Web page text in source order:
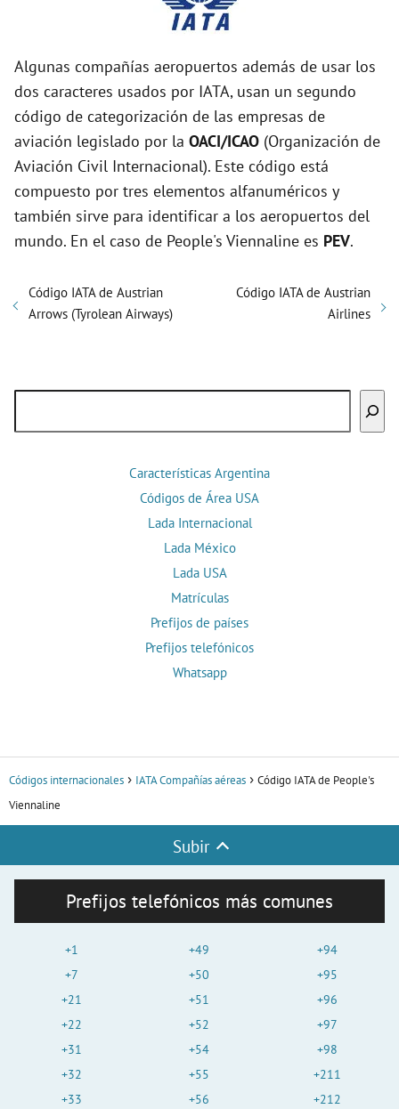
Algunas compañías aeropuertos además de usar los
dos caracteres usados por IATA, usan un segundo
código de categorización de las empresas de
aviación legislado por la OACI/ICAO (Organización de
Aviación Civil Internacional). Este código está
compuesto por tres elementos alfanuméricos y
también sirve para identificar a los aeropuertos del
mundo. En el caso de People's Viennaline es PEV.
Código IATA de Austrian
Arrows (Tyrolean Airways)
Código IATA de Austrian
Airlines
Características Argentina
Códigos de Área USA
Lada Internacional
Lada México
Lada USA
Matrículas
Prefijos de países
Prefijos telefónicos
Whatsapp
Códigos internacionales IATA Compañías aéreas
Código IATA de People's
Viennaline
Subir
Prefijos telefónicos más comunes
+1
+7
+21
+22
+31
+32
+33
+49
+50
+51
+52
+54
+55
+56
+94
+95
+96
+97
+98
+211
+212